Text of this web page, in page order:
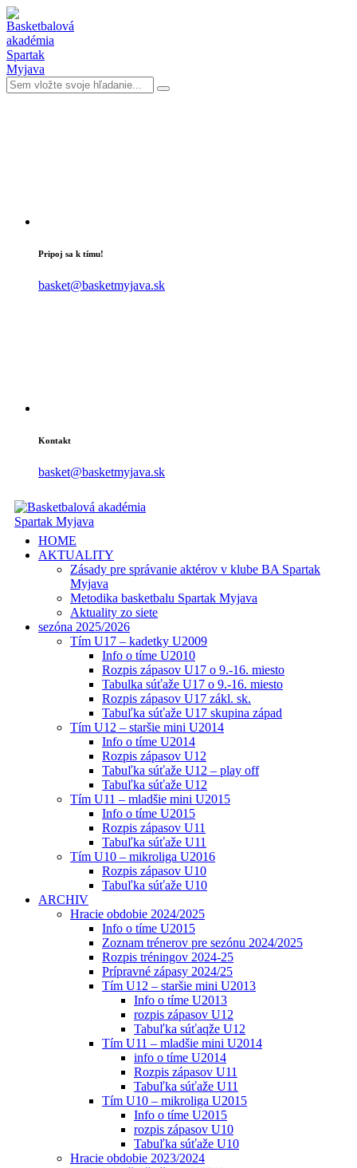
Pripoj sa k tímu!
basket@basketmyjava.sk
Kontakt
basket@basketmyjava.sk
HOME
AKTUALITY
Zásady pre správanie aktérov v klube BA Spartak
Myjava
Metodika basketbalu Spartak Myjava
Aktuality zo siete
sezóna 2025/2026
Tím U17 – kadetky U2009
Info o tíme U2010
Rozpis zápasov U17 o 9.-16. miesto
Tabulka súťaže U17 o 9.-16. miesto
Rozpis zápasov U17 zákl. sk.
Tabuľka súťaže U17 skupina západ
Tím U12 – staršie mini U2014
Info o tíme U2014
Rozpis zápasov U12
Tabuľka súťaže U12 – play off
Tabuľka súťaže U12
Tím U11 – mladšie mini U2015
Info o tíme U2015
Rozpis zápasov U11
Tabuľka súťaže U11
Tím U10 – mikroliga U2016
Rozpis zápasov U10
Tabuľka súťaže U10
ARCHIV
Hracie obdobie 2024/2025
Info o tíme U2015
Zoznam trénerov pre sezónu 2024/2025
Rozpis tréningov 2024-25
Prípravné zápasy 2024/25
Tím U12 – staršie mini U2013
Info o tíme U2013
rozpis zápasov U12
Tabuľka súťaqže U12
Tím U11 – mladšie mini U2014
info o tíme U2014
Rozpis zápasov U11
Tabuľka súťaže U11
Tím U10 – mikroliga U2015
Info o tíme U2015
rozpis zápasov U10
Tabuľka súťaže U10
Hracie obdobie 2023/2024